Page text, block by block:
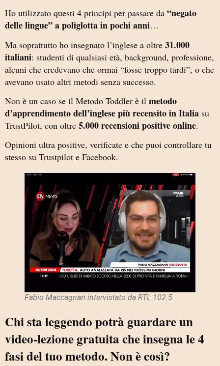
Ho utilizzato questi 4 principi per passare da “negato
delle lingue” a poliglotta in pochi anni…
Ma soprattutto ho insegnato l’inglese a oltre 31.000
italiani: studenti di qualsiasi età, background, professione,
alcuni che credevano che ormai “fosse troppo tardi”, o che
avevano usato altri metodi senza successo.
Non è un caso se il Metodo Toddler è il metodo
d’apprendimento dell’inglese più recensito in Italia su
TrustPilot, con oltre 5.000 recensioni positive online.
Opinioni ultra positive, verificate e che puoi controllare tu
stesso su Trustpilot e Facebook.
Fabio Maccagnan intervistato da RTL 102.5
Chi sta leggendo potrà guardare un
video-lezione gratuita che insegna le 4
fasi del tuo metodo. Non è così?